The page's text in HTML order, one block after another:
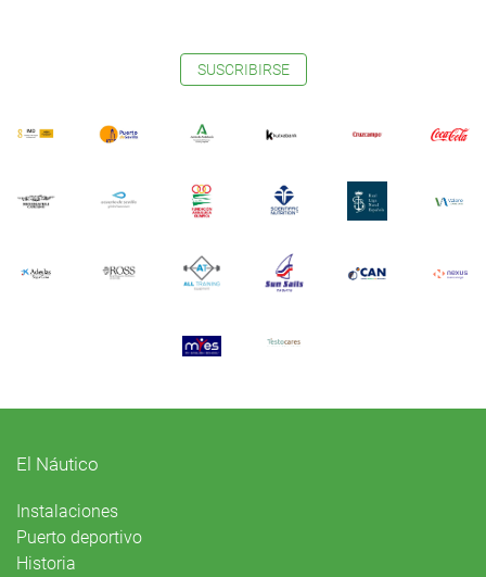
SUSCRIBIRSE
El Náutico
Instalaciones
Puerto deportivo
Historia